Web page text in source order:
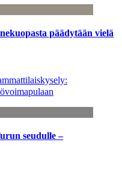
päädytään vielä
seudulle –